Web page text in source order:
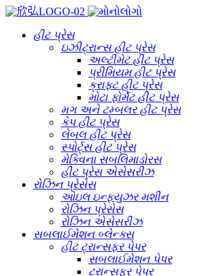
હીટ પ્રેસ
ઇઝીટ્રાન્સ હીટ પ્રેસ
અલ્ટીમેટ હીટ પ્રેસ
પ્રીમિયમ હીટ પ્રેસ
ક્રાફ્ટ હીટ પ્રેસ
મોટા ફોર્મેટ હીટ પ્રેસ
મગ અને ટમ્બલર હીટ પ્રેસ
કેપ હીટ પ્રેસ
લેબલ હીટ પ્રેસ
સ્પોર્ટ્સ હીટ પ્રેસ
મેક્વિના સબલિમાડોરસ
હીટ પ્રેસ એસેસરીઝ
રોઝિન પ્રેસેસ
ઓઇલ ઇન્ફ્યુઝર મશીન
રોઝિન પ્રેસેસ
રોઝિન એસેસરીઝ
સબલાઈમેશન બ્લેન્ક્સ
હીટ ટ્રાન્સફર પેપર
સબલાઈમેશન પેપર
ટ્રાન્સફર પેપર